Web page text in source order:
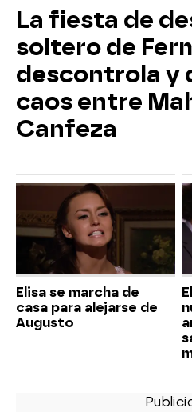
La fiesta de
soltero de
descontrola y
caos entre
Canfeza
Elisa se marcha de
casa para alejarse de
Augusto